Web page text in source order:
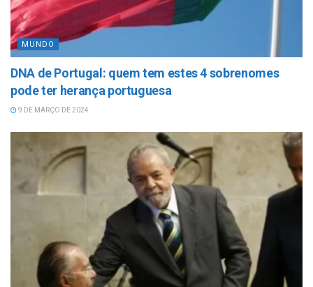
MUNDO
DNA de Portugal: quem tem estes 4 sobrenomes
pode ter herança portuguesa
9 DE MARÇO DE 2024